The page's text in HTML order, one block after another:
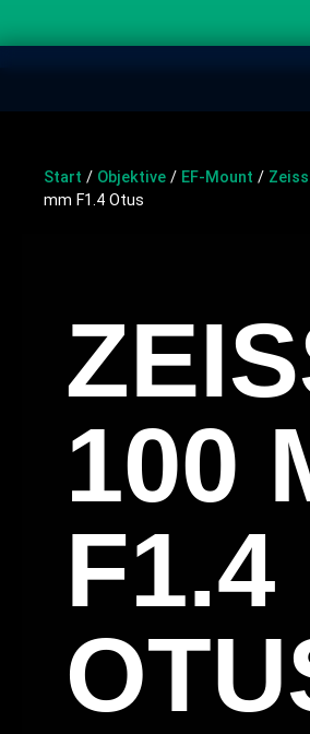
Start / Objektive / EF-Mount /
mm F1.4 Otus
100
F1.4